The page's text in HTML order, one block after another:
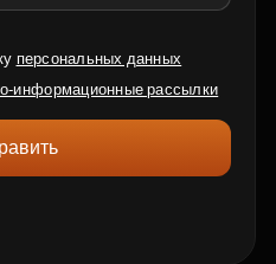
персональных данных
информационные рассылки